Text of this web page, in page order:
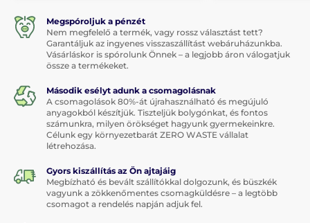
Megspóroljuk a pénzét
Nem megfelelő a termék, vagy rossz választást tett?
Garantáljuk az ingyenes visszaszállítást webáruházunkba.
Vásárláskor is spórolunk Önnek – a legjobb áron válogatjuk
össze a termékeket.
Második esélyt adunk a csomagolásnak
A csomagolások 80%-át újrahasználható és megújuló
anyagokból készítjük. Tiszteljük bolygónkat, és fontos
számunkra, milyen örökséget hagyunk gyermekeinkre.
Célunk egy környezetbarát ZERO WASTE vállalat
létrehozása.
Gyors kiszállítás az Ön ajtajáig
Megbízható és bevált szállítókkal dolgozunk, és büszkék
vagyunk a zökkenőmentes csomagküldésre – a legtöbb
csomagot a rendelés napján adjuk fel.